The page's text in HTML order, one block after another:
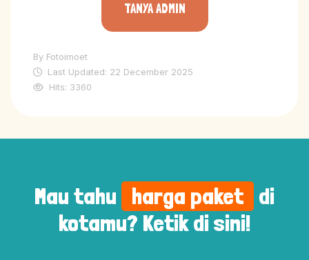
TANYA ADMIN
By Fotoimoet
Last Updated: 22 December 2025
Hits: 3360
Mau tahu harga paket di
kotamu? Ketik di sini!